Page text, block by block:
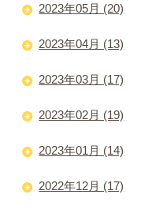
2023年05月 (20)
2023年04月 (13)
2023年03月 (17)
2023年02月 (19)
2023年01月 (14)
2022年12月 (17)